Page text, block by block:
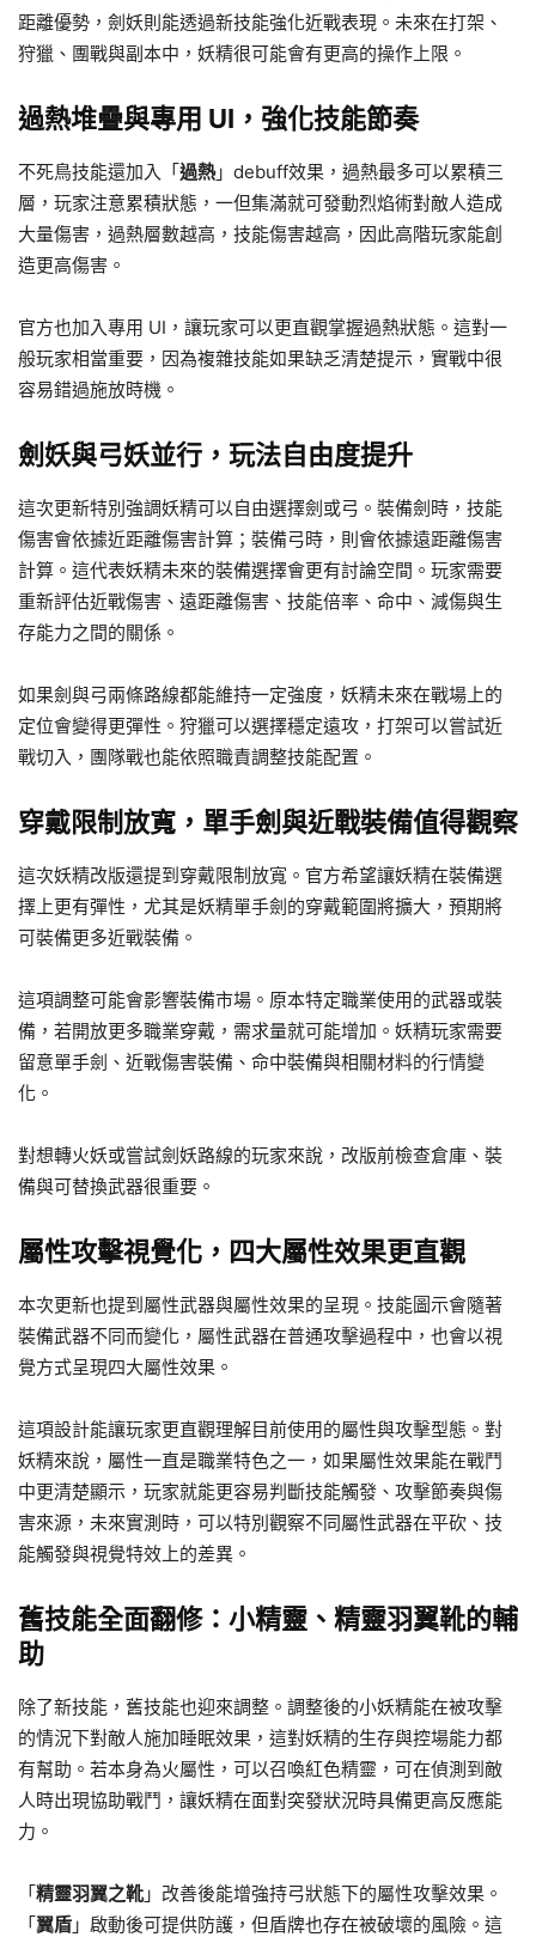
距離優勢，劍妖則能透過新技能強化近戰表現。未來在打架、
狩獵、團戰與副本中，妖精很可能會有更高的操作上限。
過熱堆疊與專用 UI，強化技能節奏
不死鳥技能還加入「 過熱」debuff效果，過熱最多可以累積三
層，玩家注意累積狀態，一但集滿就可發動烈焰術對敵人造成
大量傷害，過熱層數越高，技能傷害越高，因此高階玩家能創
造更高傷害。
官方也加入專用 UI，讓玩家可以更直觀掌握過熱狀態。這對一
般玩家相當重要，因為複雜技能如果缺乏清楚提示，實戰中很
容易錯過施放時機。
劍妖與弓妖並行，玩法自由度提升
這次更新特別強調妖精可以自由選擇劍或弓。裝備劍時，技能
傷害會依據近距離傷害計算；裝備弓時，則會依據遠距離傷害
計算。這代表妖精未來的裝備選擇會更有討論空間。玩家需要
重新評估近戰傷害、遠距離傷害、技能倍率、命中、減傷與生
存能力之間的關係。
如果劍與弓兩條路線都能維持一定強度，妖精未來在戰場上的
定位會變得更彈性。狩獵可以選擇穩定遠攻，打架可以嘗試近
戰切入，團隊戰也能依照職責調整技能配置。
穿戴限制放寬，單手劍與近戰裝備值得觀察
這次妖精改版還提到穿戴限制放寬。官方希望讓妖精在裝備選
擇上更有彈性，尤其是妖精單手劍的穿戴範圍將擴大，預期將
可裝備更多近戰裝備。
這項調整可能會影響裝備市場。原本特定職業使用的武器或裝
備，若開放更多職業穿戴，需求量就可能增加。妖精玩家需要
留意單手劍、近戰傷害裝備、命中裝備與相關材料的行情變
化。
對想轉火妖或嘗試劍妖路線的玩家來說，改版前檢查倉庫、裝
備與可替換武器很重要。
屬性攻擊視覺化，四大屬性效果更直觀
本次更新也提到屬性武器與屬性效果的呈現。技能圖示會隨著
裝備武器不同而變化，屬性武器在普通攻擊過程中，也會以視
覺方式呈現四大屬性效果。
這項設計能讓玩家更直觀理解目前使用的屬性與攻擊型態。對
妖精來說，屬性一直是職業特色之一，如果屬性效果能在戰鬥
中更清楚顯示，玩家就能更容易判斷技能觸發、攻擊節奏與傷
害來源，未來實測時，可以特別觀察不同屬性武器在平砍、技
能觸發與視覺特效上的差異。
舊技能全面翻修：小精靈、精靈羽翼靴的輔
助
除了新技能，舊技能也迎來調整。調整後的小妖精能在被攻擊
的情況下對敵人施加睡眠效果，這對妖精的生存與控場能力都
有幫助。若本身為火屬性，可以召喚紅色精靈，可在偵測到敵
人時出現協助戰鬥，讓妖精在面對突發狀況時具備更高反應能
力。
「 精靈羽翼之靴 」改善後能增強持弓狀態下的屬性攻擊效果。
「 翼盾 」啟動後可提供防護，但盾牌也存在被破壞的風險。這